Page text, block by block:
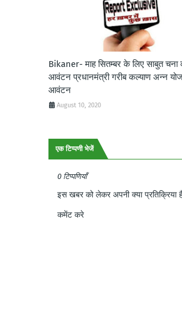
Bikaner- माह सितम्बर के लिए साबुत चना
आवंटन प्रधानमंत्री गरीब कल्याण अन्न
आवंटन
August 10, 2020
एक टिप्पणी भेजें
0 टिप्पणियाँ
इस खबर को लेकर अपनी क्या
कमेंट करे